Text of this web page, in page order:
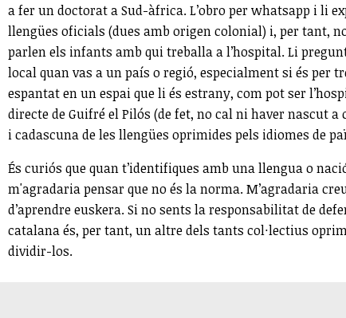
a fer un doctorat a Sud-àfrica. L’obro per whatsapp i li
llengües oficials (dues amb origen colonial) i, per tant,
parlen els infants amb qui treballa a l’hospital. Li
local quan vas a un país o regió, especialment si és per
espantat en un espai que li és estrany, com pot ser
directe de Guifré el Pilós (de fet, no cal ni haver nascut
i cadascuna de les llengües oprimides pels idiomes de
És curiós que quan t’identifiques amb una llengua o
m'agradaria pensar que no és la norma. M’agradaria
d’aprendre euskera. Si no sents la responsabilitat de
catalana és, per tant, un altre dels tants col·lectius
dividir-los.